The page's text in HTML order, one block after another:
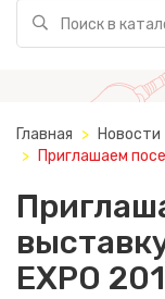
Главная
Новости
Приглашаем
EXPO